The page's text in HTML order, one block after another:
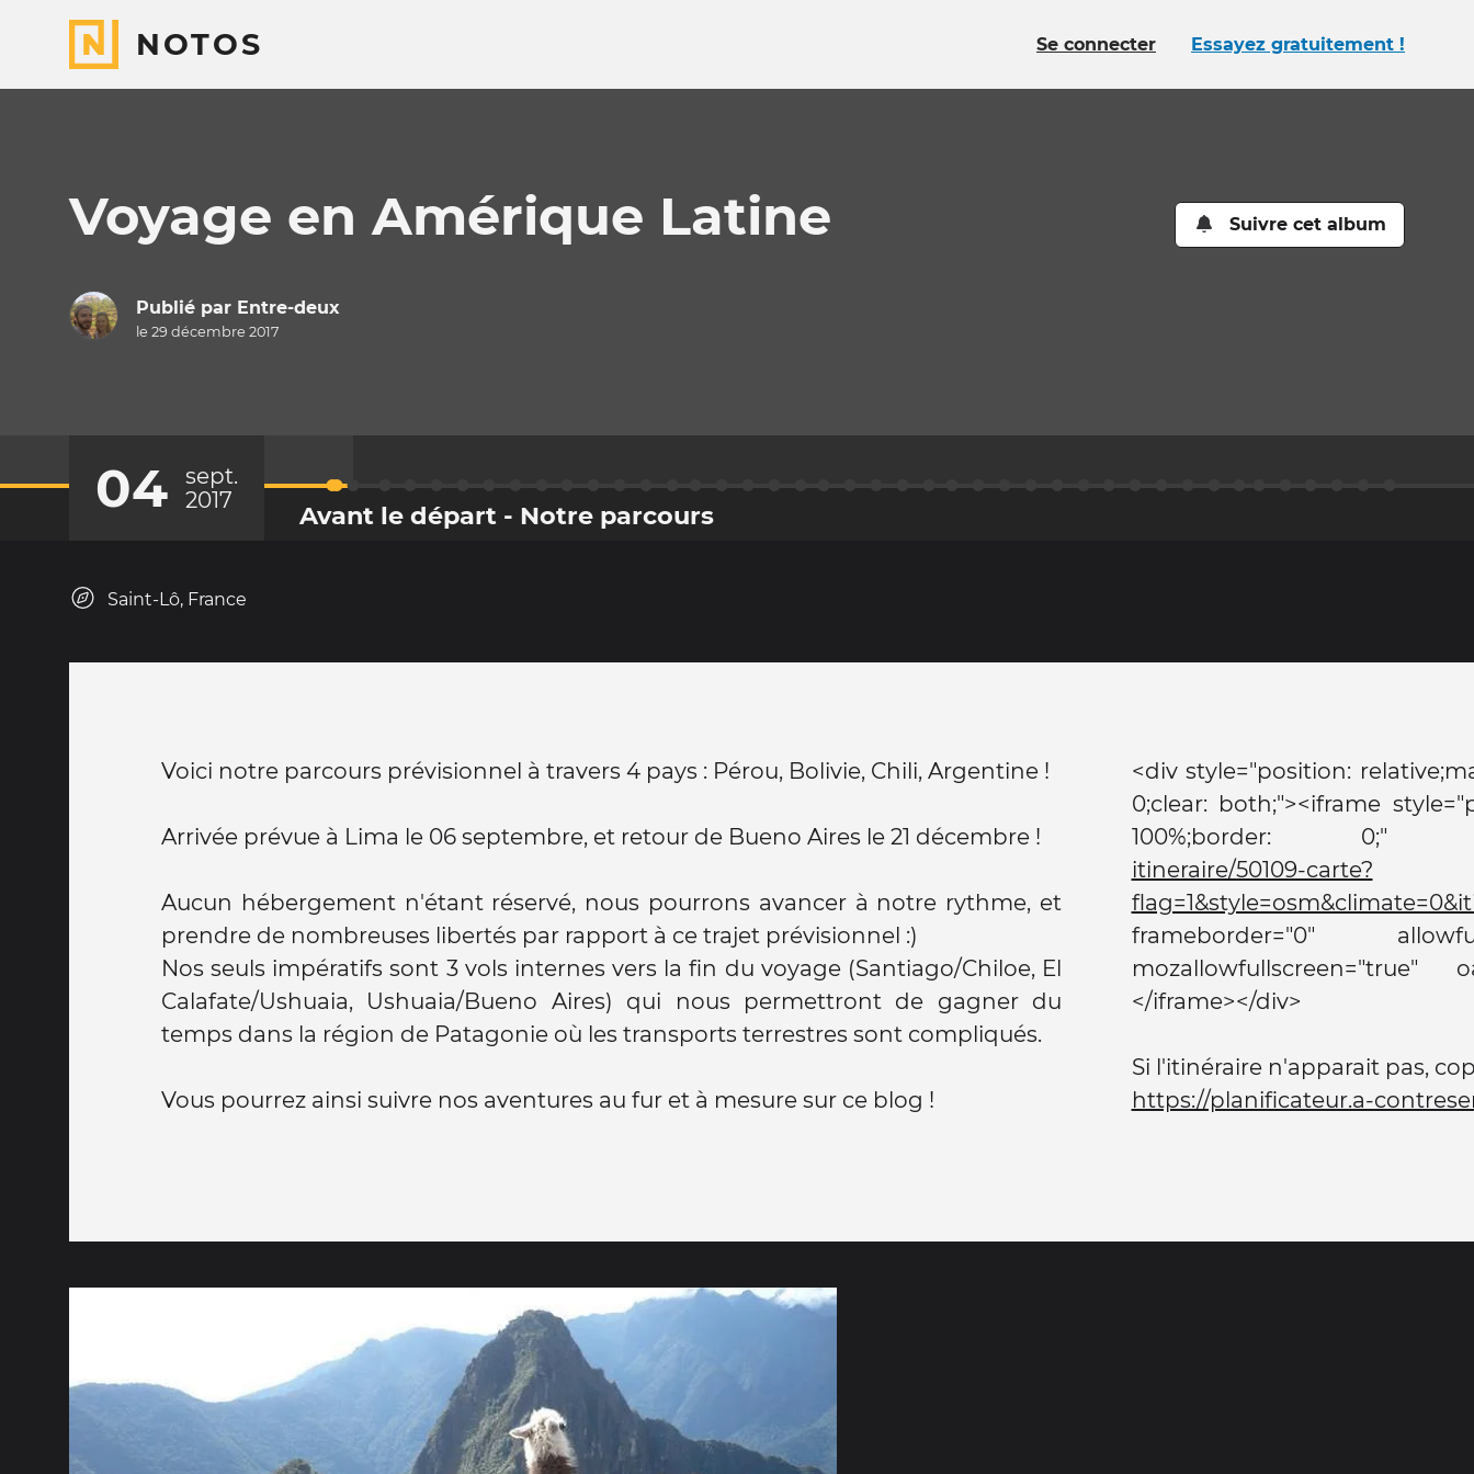
NOTOS Se connecter Essayez gratuitement !
Voyage en Amérique Latine Suivre cet album
Publié par Entre-deux
le 29 décembre 2017
04
sept.
2017
Avant le départ - Notre parcours
Saint-Lô, France
Voici notre parcours prévisionnel à travers 4 pays : Pérou, Bolivie, Chili, Argentine !
Arrivée prévue à Lima le 06 septembre, et retour de Bueno Aires le 21 décembre !
Aucun hébergement n'étant réservé, nous pourrons avancer à notre rythme, et
prendre de nombreuses libertés par rapport à ce trajet prévisionnel :)
Nos seuls impératifs sont 3 vols internes vers la fin du voyage (Santiago/Chiloe, El
Calafate/Ushuaia, Ushuaia/Bueno Aires) qui nous permettront de gagner du
temps dans la région de Patagonie où les transports terrestres sont compliqués.
Vous pourrez ainsi suivre nos aventures au fur et à mesure sur ce blog !
<div style="position:
0;clear: both;"><iframe
100%;border: 0;"
itineraire/50109-carte?
frameborder="0"
mozallowfullscreen="true"
</iframe></div>
Si l'itinéraire n'apparait pas,
https://planificateur.a-